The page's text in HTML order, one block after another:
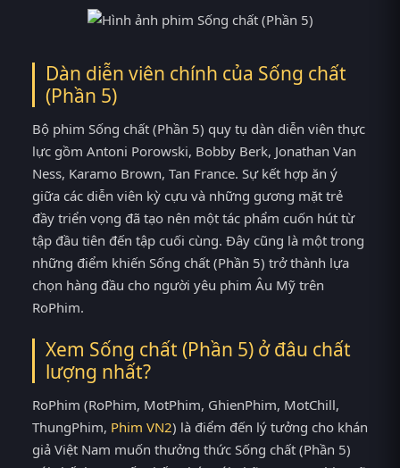
Dàn diễn viên chính của Sống chất
(Phần 5)
Bộ phim Sống chất (Phần 5) quy tụ dàn diễn viên thực
lực gồm Antoni Porowski, Bobby Berk, Jonathan Van
Ness, Karamo Brown, Tan France. Sự kết hợp ăn ý
giữa các diễn viên kỳ cựu và những gương mặt trẻ
đầy triển vọng đã tạo nên một tác phẩm cuốn hút từ
tập đầu tiên đến tập cuối cùng. Đây cũng là một trong
những điểm khiến Sống chất (Phần 5) trở thành lựa
chọn hàng đầu cho người yêu phim Âu Mỹ trên
RoPhim.
Xem Sống chất (Phần 5) ở đâu chất
lượng nhất?
RoPhim (RoPhim, MotPhim, GhienPhim, MotChill,
ThungPhim, Phim VN2) là điểm đến lý tưởng cho khán
giả Việt Nam muốn thưởng thức Sống chất (Phần 5)